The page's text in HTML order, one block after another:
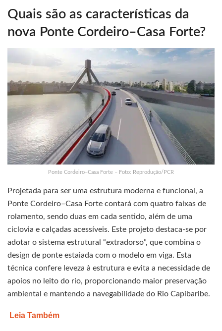
Quais são as características da
nova Ponte Cordeiro–Casa Forte?
Ponte Cordeiro–Casa Forte – Foto: Reprodução/PCR
Projetada para ser uma estrutura moderna e funcional, a
Ponte Cordeiro–Casa Forte contará com quatro faixas de
rolamento, sendo duas em cada sentido, além de uma
ciclovia e calçadas acessíveis. Este projeto destaca-se por
adotar o sistema estrutural “extradorso”, que combina o
design de ponte estaiada com o modelo em viga. Esta
técnica confere leveza à estrutura e evita a necessidade de
apoios no leito do rio, proporcionando maior preservação
ambiental e mantendo a navegabilidade do Rio Capibaribe.
Leia Também